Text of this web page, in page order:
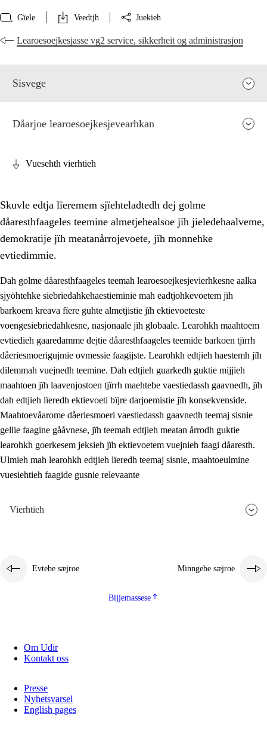
Gïele Veedtjh Juekieh
Learoesoejkesjasse vg2 service, sikkerheit og administrasjon
Sisvege
2. Lïeremen, evtiedimmien jïh skearkagimmien prinsihph
2.2 Maahtoe faagine
2.4 Lïeredh lïeredh
Dåaresthfaageles teemah
2.5 Dåaresthfaageles teemah
2.5.2 Demokratije jïh meatanårrojevoete
2.5.3 Monnehke evtiedimmie
Dåarjoe learoesoejkesjevearhkan
Vuesehth vierhtieh
Skuvle edtja lïeremem sjïehteladtedh dej golme
dåaresthfaageles teemine almetjehealsoe jïh jieledehaalveme,
demokratije jïh meatanårrojevoete, jïh monnehke
evtiedimmie.
Dah golme dåaresthfaageles teemah learoesoejkesjevierhkesne aalka
sjyöhtehke siebriedahkehaestieminie mah eadtjohkevoetem jïh
barkoem kreava fïere guhte almetjistie jïh ektievoeteste
voengesiebriedahkesne, nasjonaale jïh globaale. Learohkh maahtoem
evtiedieh gaaredamme dejtie dåaresthfaageles teemide barkoen tjïrrh
dåeriesmoerigujmie ovmessie faagijste. Learohkh edtjieh haestemh jïh
dilemmah vuejnedh teemine. Dah edtjieh guarkedh guktie mijjieh
maahtoen jïh laavenjostoen tjïrrh maehtebe vaestiedassh gaavnedh, jïh
dah edtjieh lïeredh ektievoeti bïjre darjoemistie jïh konsekvenside.
Maahtoevåarome dåeriesmoeri vaestiedassh gaavnedh teemaj sisnie
gellie faagine gååvnese, jïh teemah edtjieh meatan årrodh guktie
learohkh goerkesem jeksieh jïh ektievoetem vuejnieh faagi dåaresth.
Ulmieh mah learohkh edtjieh lïeredh teemaj sisnie, maahtoeulmine
vuesiehtieh faagide gusnie relevaante
Vierhtieh
Evtebe sæjroe Minngebe sæjroe
Bijjemassese
Om Udir
Kontakt oss
Presse
Nyhetsvarsel
English pages